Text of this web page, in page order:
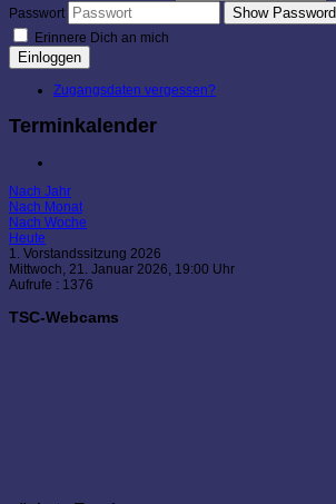
Passwort
Show Password
Erinnere Dich an mich
Einloggen
Zugangsdaten vergessen?
Terminkalender
Nach Jahr
Nach Monat
Nach Woche
Heute
1. Vorstandssitzung 2026
Mittwoch, 21. Januar 2026, 19:00 Uhr
Aufrufe : 1376
TSC-Webcams